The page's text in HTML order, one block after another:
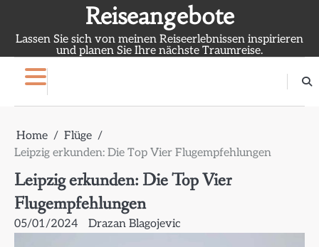
content
Reiseangebote
Lassen Sie sich von meinen Reiseerlebnissen inspirieren
und planen Sie Ihre nächste Traumreise.
Home
Flüge
Leipzig erkunden: Die Top Vier Flugempfehlungen
Leipzig erkunden: Die Top Vier
Flugempfehlungen
05/01/2024 Drazan Blagojevic